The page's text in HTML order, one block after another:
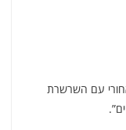
עם השרשרת